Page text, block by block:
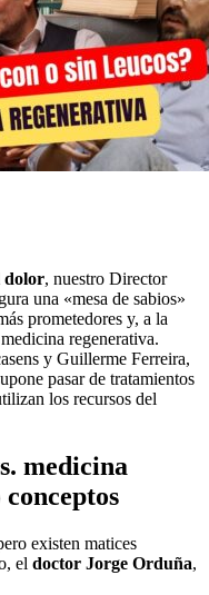
dolor, nuestro Director
una «mesa de sabios»
prometedores y, a la
regenerativa.
y Guillerme Ferreira,
pasar de tratamientos
los recursos del
medicina
existen matices
el doctor Jorge Orduña,